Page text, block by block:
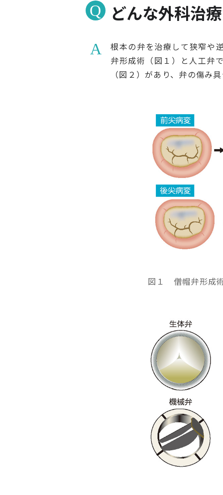
どんな外科治
根本の弁を治療して狭窄や
弁形成術（図１）と人工弁
（図２）があり、弁の傷み
図１ 僧帽弁形成